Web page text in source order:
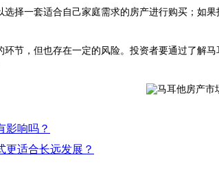
一套适合自己家庭需求的房产进行购买；如
，但也存在一定的风险。投资者要通过了解
©包
影响吗？
更适合长远发展？